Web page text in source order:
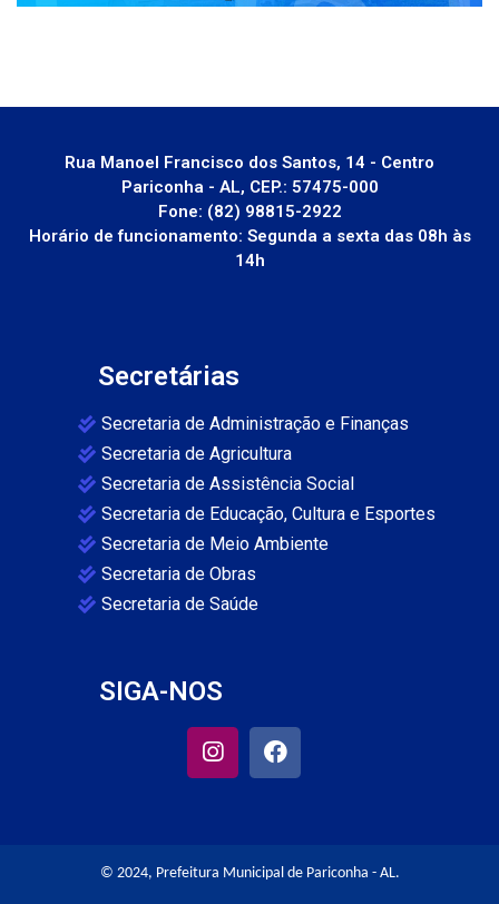
Rua Manoel Francisco dos Santos, 14 - Centro
Pariconha - AL, CEP.: 57475-000
Fone: (82) 98815-2922
Horário de funcionamento: Segunda a sexta das 08h às
14h
Secretárias
Secretaria de Administração e Finanças
Secretaria de Agricultura
Secretaria de Assistência Social
Secretaria de Educação, Cultura e Esportes
Secretaria de Meio Ambiente
Secretaria de Obras
Secretaria de Saúde
SIGA-NOS
© 2024, Prefeitura Municipal de Pariconha - AL.